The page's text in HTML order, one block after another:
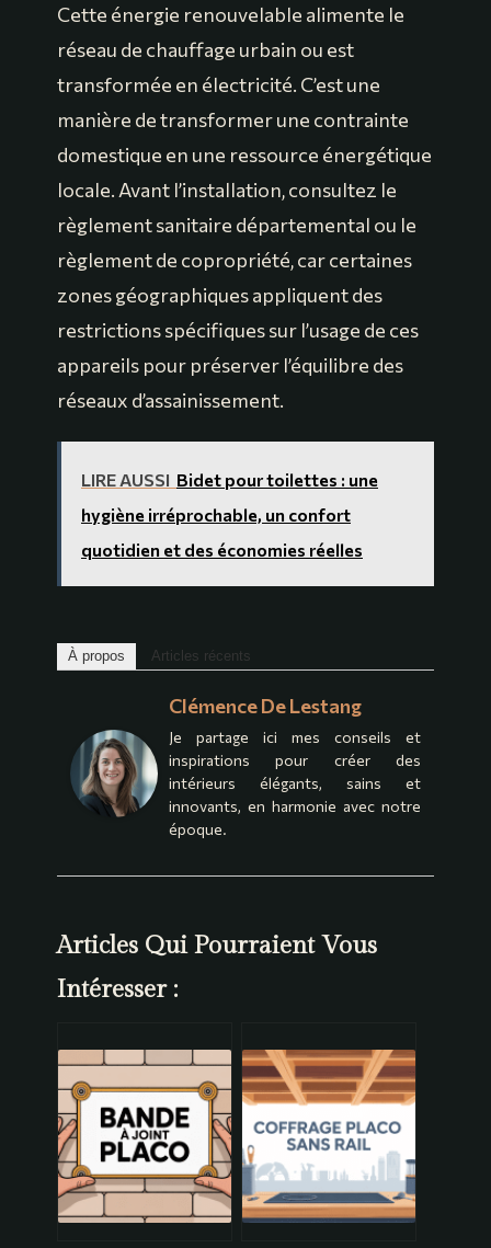
Cette énergie renouvelable alimente le
réseau de chauffage urbain ou est
transformée en électricité. C’est une
manière de transformer une contrainte
domestique en une ressource énergétique
locale. Avant l’installation, consultez le
règlement sanitaire départemental ou le
règlement de copropriété, car certaines
zones géographiques appliquent des
restrictions spécifiques sur l’usage de ces
appareils pour préserver l’équilibre des
réseaux d’assainissement.
LIRE AUSSI Bidet pour toilettes : une
hygiène irréprochable, un confort
quotidien et des économies réelles
À propos Articles récents
Clémence De Lestang
Je partage ici mes conseils et
inspirations pour créer des
intérieurs élégants, sains et
innovants, en harmonie avec notre
époque.
Articles Qui Pourraient Vous
Intéresser :